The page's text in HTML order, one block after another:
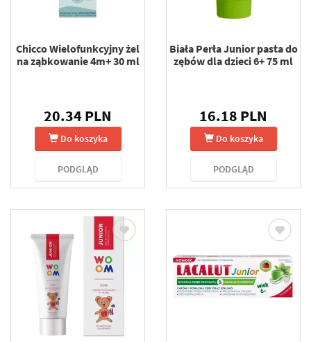
Chicco Wielofunkcyjny żel
na ząbkowanie 4m+ 30 ml
20.34 PLN
Do koszyka
PODGLĄD
Biała Perła Junior pasta do
zębów dla dzieci 6+ 75 ml
16.18 PLN
Do koszyka
PODGLĄD